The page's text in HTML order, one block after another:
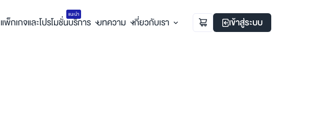
แพ็กเกจและโปรโมชั่น
แนะนำ
บริการ บทความ เกี่ยวกับเรา เข้าสู่ระบบ